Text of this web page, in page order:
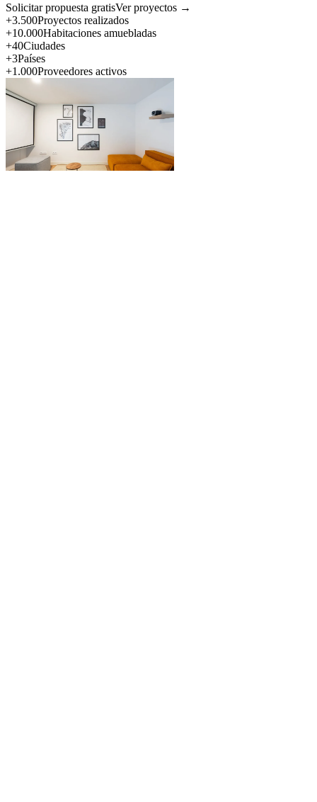
Solicitar propuesta gratisVer proyectos →
+3.500Proyectos realizados
+10.000Habitaciones amuebladas
+40Ciudades
+3Países
+1.000Proveedores activos